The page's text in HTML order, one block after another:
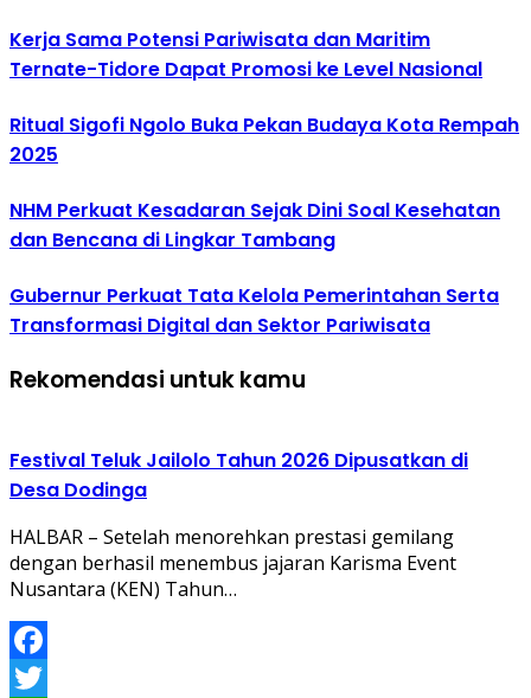
Kerja Sama Potensi Pariwisata dan Maritim
Ternate-Tidore Dapat Promosi ke Level Nasional
Ritual Sigofi Ngolo Buka Pekan Budaya Kota Rempah
2025
NHM Perkuat Kesadaran Sejak Dini Soal Kesehatan
dan Bencana di Lingkar Tambang
Gubernur Perkuat Tata Kelola Pemerintahan Serta
Transformasi Digital dan Sektor Pariwisata
Rekomendasi untuk kamu
Festival Teluk Jailolo Tahun 2026 Dipusatkan di
Desa Dodinga
HALBAR – Setelah menorehkan prestasi gemilang
dengan berhasil menembus jajaran Karisma Event
Nusantara (KEN) Tahun…
Facebook